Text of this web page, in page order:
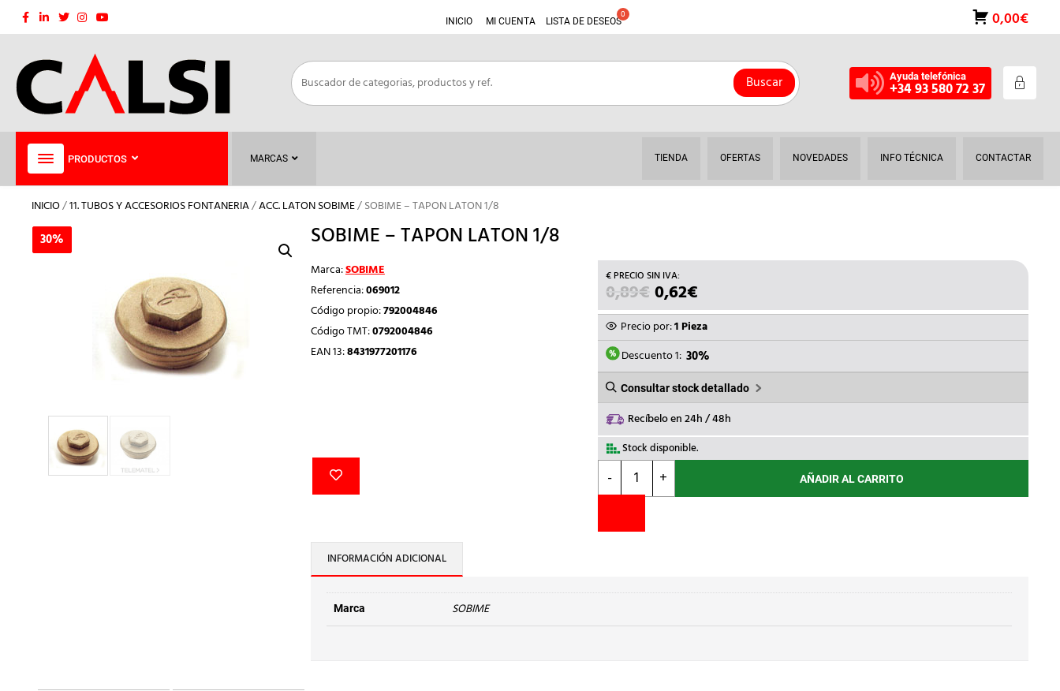
Saltar
INICIO MI CUENTA LISTA DE DESEOS 0,00€
Buscar Ayuda telefónica
+34 93 580 72 37
PRODUCTOS MARCAS TIENDA OFERTAS NOVEDADES INFO TÉCNICA CONTACTAR
INICIO/11. TUBOS Y ACCESORIOS FONTANERIA/ACC. LATON SOBIME/ SOBIME – TAPON LATON 1/8
30% SOBIME – TAPON LATON 1/8
Marca:SOBIME
Referencia:069012
Código propio:792004846
Código TMT:0792004846
EAN 13:8431977201176
0,89€ EL
PRECIO
ORIGINAL
ERA:
0,89€.
0,62€EL
PRECIO
ACTUAL
ES:
0,62€.
Precio por:1 Pieza
Descuento 1: 30%
Consultar stock detallado
Recíbelo en 24h / 48h
Stock disponible.
-
SOBIME
TAPON
1/8
+ AÑADIR AL CARRITO
INFORMACIÓN ADICIONAL
Marca SOBIME
30%